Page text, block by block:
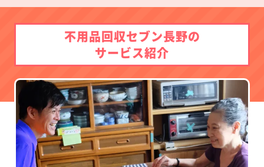
不用品回収セブン長野の
サービス紹介